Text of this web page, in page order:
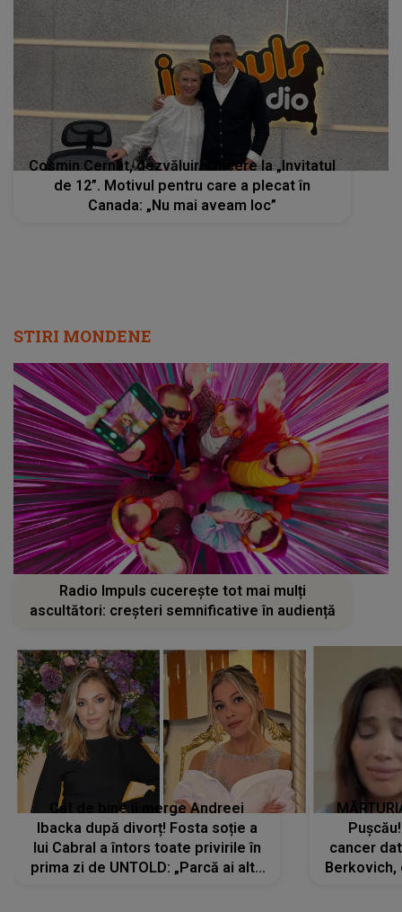
Cosmin Cernat, dezvăluiri sincere la „Invitatul
de 12”. Motivul pentru care a plecat în
Canada: „Nu mai aveam loc”
STIRI MONDENE
Radio Impuls cucerește tot mai mulți
ascultători: creșteri semnificative în audiență
Cât de bine îi merge Andreei
Ibacka după divorț! Fosta soție a
lui Cabral a întors toate privirile în
prima zi de UNTOLD: „Parcă ai altă
cancer